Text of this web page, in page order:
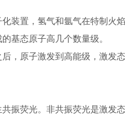
置，氢气和氩气在特制火
基态原子高几个数量级。
原子激发到高能级，激发
荧光。非共振荧光是激发